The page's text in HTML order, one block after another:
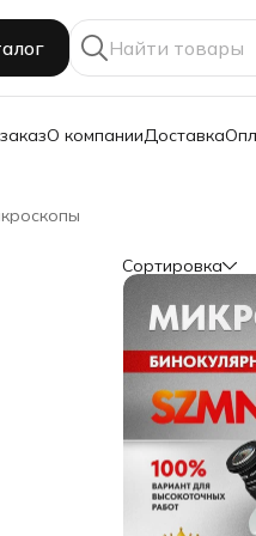
О компанииДоставка
Сортировка